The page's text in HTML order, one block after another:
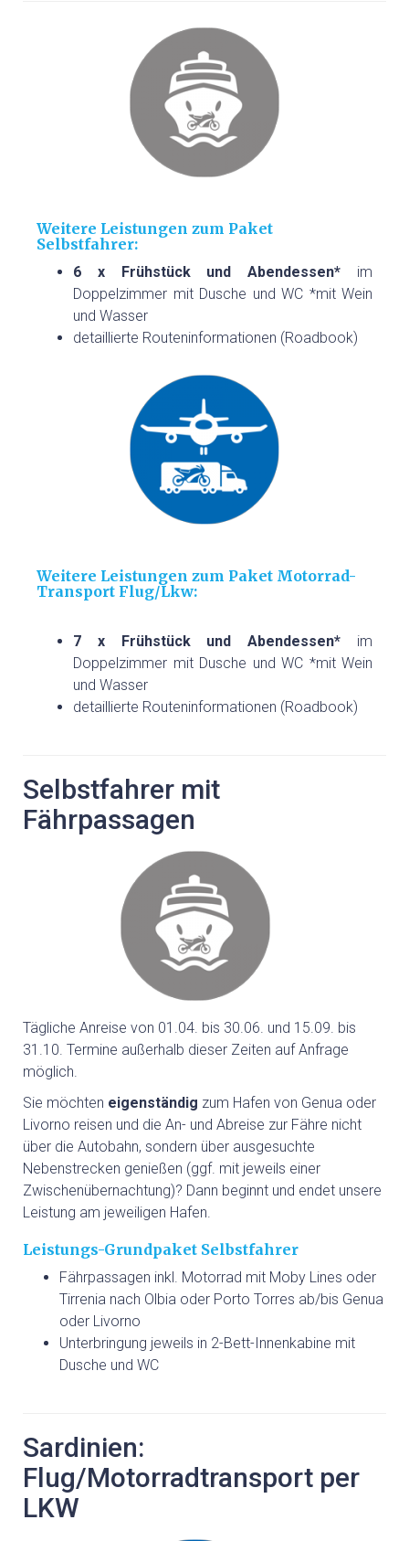
Weitere Leistungen zum Paket
Selbstfahrer:
6 x Frühstück und Abendessen* im
Doppelzimmer mit Dusche und WC *mit Wein
und Wasser
detaillierte Routeninformationen (Roadbook)
Weitere Leistungen zum Paket Motorrad-
Transport Flug/Lkw:
7 x Frühstück und Abendessen* im
Doppelzimmer mit Dusche und WC *mit Wein
und Wasser
detaillierte Routeninformationen (Roadbook)
Selbstfahrer mit
Fährpassagen
Tägliche Anreise von 01.04. bis 30.06. und 15.09. bis
31.10. Termine außerhalb dieser Zeiten auf Anfrage
möglich.
Sie möchten eigenständig zum Hafen von Genua oder
Livorno reisen und die An- und Abreise zur Fähre nicht
über die Autobahn, sondern über ausgesuchte
Nebenstrecken genießen (ggf. mit jeweils einer
Zwischenübernachtung)? Dann beginnt und endet unsere
Leistung am jeweiligen Hafen.
Leistungs-Grundpaket Selbstfahrer
Fährpassagen inkl. Motorrad mit Moby Lines oder
Tirrenia nach Olbia oder Porto Torres ab/bis Genua
oder Livorno
Unterbringung jeweils in 2-Bett-Innenkabine mit
Dusche und WC
Sardinien:
Flug/Motorradtransport per
LKW